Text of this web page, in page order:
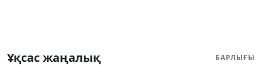
Ұқсас жаңалық БАРЛЫҒЫ